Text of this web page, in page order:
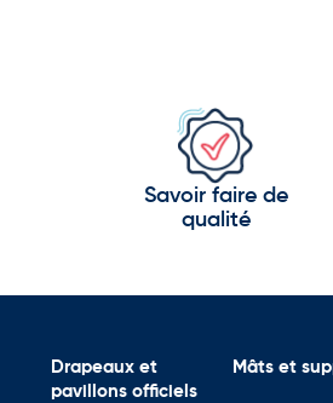
Les vallées alpines et
Les réserves naturelles et
Les Alpes-Maritimes sont
Les savoir-faire artisanaux
Savoir faire de
qualité
Drapeaux et
pavillons officiels
Mâts et